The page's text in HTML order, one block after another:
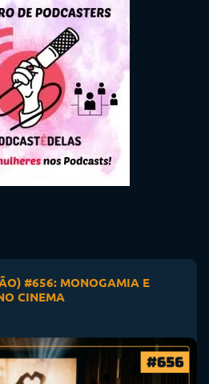
#656: MONOGAMIA E
CINEMA